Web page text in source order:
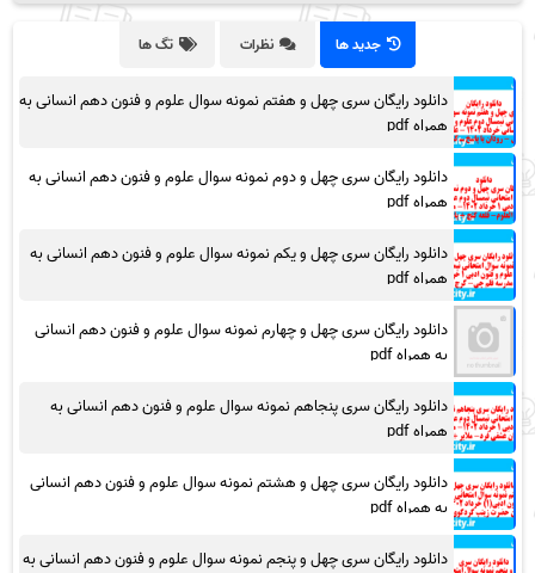
جدید ها نظرات تگ ها
دانلود رایگان سری چهل و هفتم نمونه سوال علوم و فنون دهم انسانی به
همراه pdf
دانلود رایگان سری چهل و دوم نمونه سوال علوم و فنون دهم انسانی به
همراه pdf
دانلود رایگان سری چهل و یکم نمونه سوال علوم و فنون دهم انسانی به
همراه pdf
دانلود رایگان سری چهل و چهارم نمونه سوال علوم و فنون دهم انسانی
به همراه pdf
دانلود رایگان سری پنجاهم نمونه سوال علوم و فنون دهم انسانی به
همراه pdf
دانلود رایگان سری چهل و هشتم نمونه سوال علوم و فنون دهم انسانی
به همراه pdf
دانلود رایگان سری چهل و پنجم نمونه سوال علوم و فنون دهم انسانی به